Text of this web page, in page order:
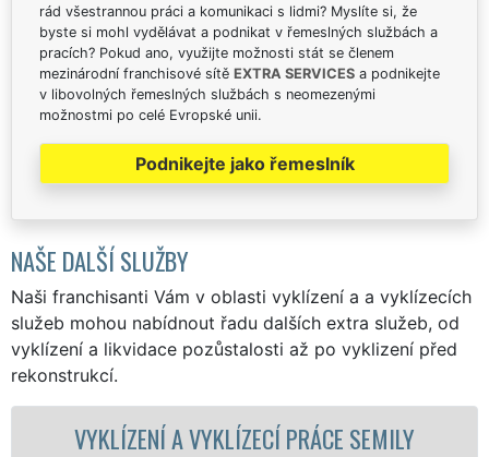
rád všestrannou práci a komunikaci s lidmi? Myslíte si, že
byste si mohl vydělávat a podnikat v řemeslných službách a
pracích? Pokud ano, využijte možnosti stát se členem
mezinárodní franchisové sítě EXTRA SERVICES a podnikejte
v libovolných řemeslných službách s neomezenými
možnostmi po celé Evropské unii.
Podnikejte jako řemeslník
NAŠE DALŠÍ SLUŽBY
Naši franchisanti Vám v oblasti vyklízení a a vyklízecích
služeb mohou nabídnout řadu dalších extra služeb, od
vyklízení a likvidace pozůstalosti až po vyklizení před
rekonstrukcí.
A VYKLÍZECÍ PRÁCE SEMILY